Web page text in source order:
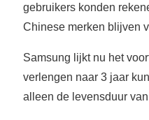
gebruikers konden
Chinese merken blijven
Samsung lijkt nu het
verlengen naar 3 jaar
alleen de levensduur